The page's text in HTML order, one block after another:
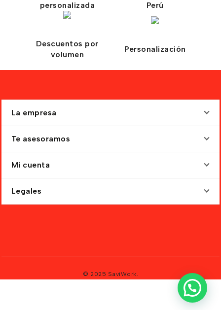
personalizada
Perú
Descuentos por
volumen
Personalización
La empresa
Te asesoramos
Mi cuenta
Legales
© 2025 SaviWork.